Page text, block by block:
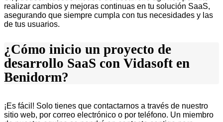
realizar cambios y mejoras continuas en tu solución SaaS,
asegurando que siempre cumpla con tus necesidades y las
de tus usuarios.
¿Cómo inicio un proyecto de
desarrollo SaaS con Vidasoft en
Benidorm?
¡Es fácil! Solo tienes que contactarnos a través de nuestro
sitio web, por correo electrónico o por teléfono. Un miembro